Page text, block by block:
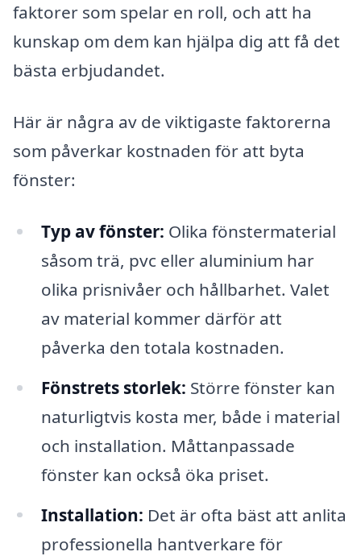
faktorer som spelar en roll, och att ha
kunskap om dem kan hjälpa dig att få det
bästa erbjudandet.
Här är några av de viktigaste faktorerna
som påverkar kostnaden för att byta
fönster:
Typ av fönster: Olika fönstermaterial
såsom trä, pvc eller aluminium har
olika prisnivåer och hållbarhet. Valet
av material kommer därför att
påverka den totala kostnaden.
Fönstrets storlek: Större fönster kan
naturligtvis kosta mer, både i material
och installation. Måttanpassade
fönster kan också öka priset.
Installation: Det är ofta bäst att anlita
professionella hantverkare för